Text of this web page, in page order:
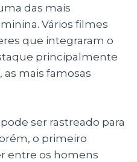
das mais
Vários filmes
que integraram o
principalmente
as mais famosas
ser rastreado para
o primeiro
entre os homens